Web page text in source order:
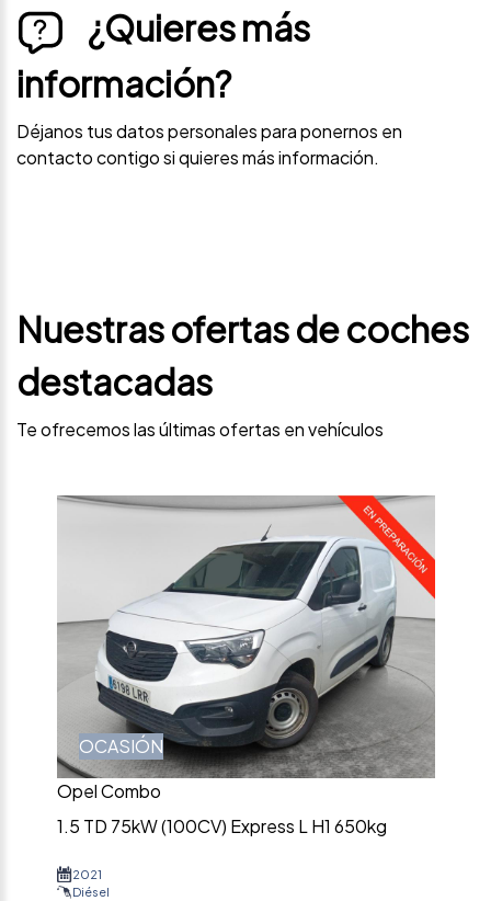
¿Quieres más
información?
Déjanos tus datos personales para ponernos en
contacto contigo si quieres más información.
Nuestras ofertas de coches
destacadas
Te ofrecemos las últimas ofertas en vehículos
OCASIÓN
Opel Combo
1.5 TD 75kW (100CV) Express L H1 650kg
2021
Diésel